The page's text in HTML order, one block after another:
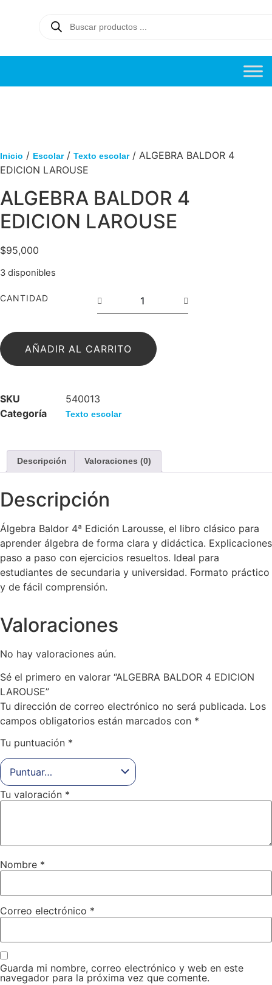
Inicio / Escolar/ Texto escolar/ ALGEBRA BALDOR 4
EDICION LAROUSE
ALGEBRA BALDOR 4
EDICION LAROUSE
$95,000
3 disponibles
CANTIDAD
AÑADIR AL CARRITO
SKU
540013
Categoría
Texto escolar
Descripción Valoraciones (0)
Descripción
Álgebra Baldor 4ª Edición Larousse, el libro clásico para
aprender álgebra de forma clara y didáctica. Explicaciones
paso a paso con ejercicios resueltos. Ideal para
estudiantes de secundaria y universidad. Formato práctico
y de fácil comprensión.
Valoraciones
No hay valoraciones aún.
Sé el primero en valorar “ALGEBRA BALDOR 4 EDICION
LAROUSE”
Tu dirección de correo electrónico no será publicada. Los
campos obligatorios están marcados con *
Tu puntuación *
Tu valoración *
Nombre *
Correo electrónico *
Guarda mi nombre, correo electrónico y web en este
navegador para la próxima vez que comente.